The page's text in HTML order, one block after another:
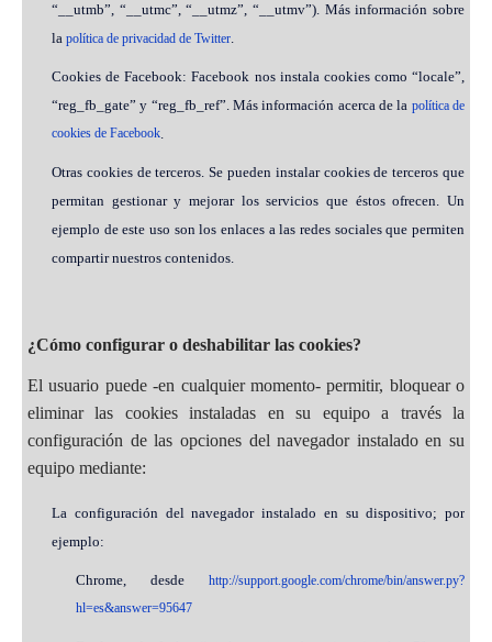
“__utmb”, “__utmc”, “__utmz”, “__utmv”). Más información sobre
la política de privacidad de Twitter.
Cookies de Facebook: Facebook nos instala cookies como “locale”,
“reg_fb_gate” y “reg_fb_ref”. Más información acerca de la política de
cookies de Facebook.
Otras cookies de terceros. Se pueden instalar cookies de terceros que
permitan gestionar y mejorar los servicios que éstos ofrecen. Un
ejemplo de este uso son los enlaces a las redes sociales que permiten
compartir nuestros contenidos.
¿Cómo configurar o deshabilitar las cookies?
El usuario puede -en cualquier momento- permitir, bloquear o
eliminar las cookies instaladas en su equipo a través la
configuración de las opciones del navegador instalado en su
equipo mediante:
La configuración del navegador instalado en su dispositivo; por
ejemplo:
Chrome, desde http://support.google.com/chrome/bin/answer.py?
hl=es&answer=95647